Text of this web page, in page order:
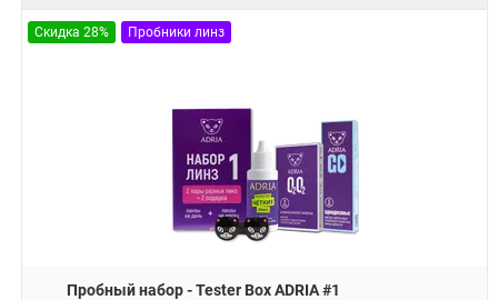
Скидка 28% Пробники линз
Пробный набор - Tester Box ADRIA #1